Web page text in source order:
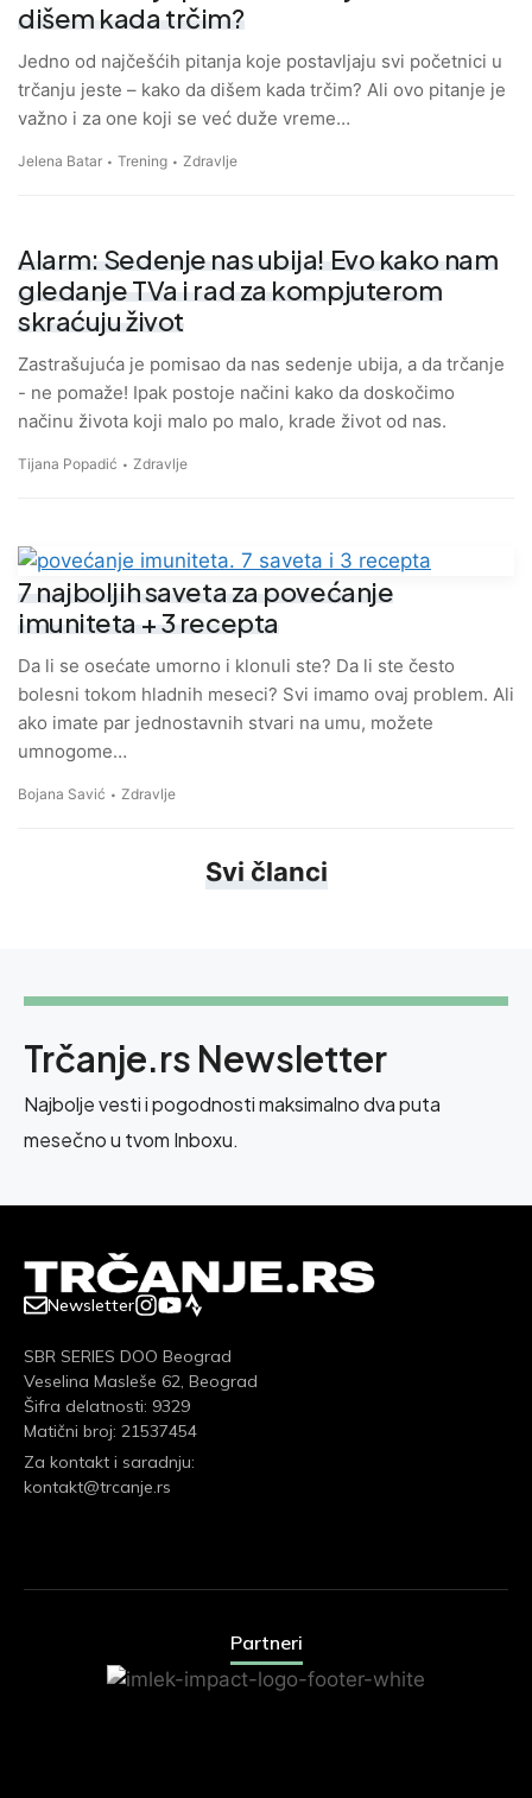
dišem kada trčim?
Jedno od najčešćih pitanja koje postavljaju svi početnici u
trčanju jeste – kako da dišem kada trčim? Ali ovo pitanje je
važno i za one koji se već duže vreme…
Jelena Batar Trening Zdravlje
Alarm: Sedenje nas ubija! Evo kako nam
gledanje TVa i rad za kompjuterom
skraćuju život
Zastrašujuća je pomisao da nas sedenje ubija, a da trčanje
- ne pomaže! Ipak postoje načini kako da doskočimo
načinu života koji malo po malo, krade život od nas.
Tijana Popadić Zdravlje
7 najboljih saveta za povećanje
imuniteta + 3 recepta
Da li se osećate umorno i klonuli ste? Da li ste često
bolesni tokom hladnih meseci? Svi imamo ovaj problem. Ali
ako imate par jednostavnih stvari na umu, možete
umnogome…
Bojana Savić Zdravlje
Svi članci
Trčanje.rs Newsletter
Najbolje vesti i pogodnosti maksimalno dva puta
mesečno u tvom Inboxu.
Newsletter
SBR SERIES DOO Beograd
Veselina Masleše 62, Beograd
Šifra delatnosti: 9329
Matični broj: 21537454
Za kontakt i saradnju:
kontakt@trcanje.rs
Partneri